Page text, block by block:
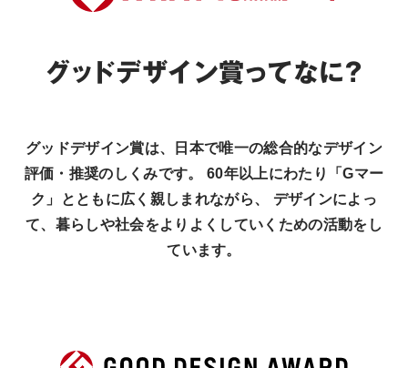
グッドデザイン賞ってなに？
グッドデザイン賞は、日本で唯一の総合的なデザイン
評価・推奨のしくみです。 60年以上にわたり「Gマー
ク」とともに広く親しまれながら、 デザインによっ
て、暮らしや社会をよりよくしていくための活動をし
ています。